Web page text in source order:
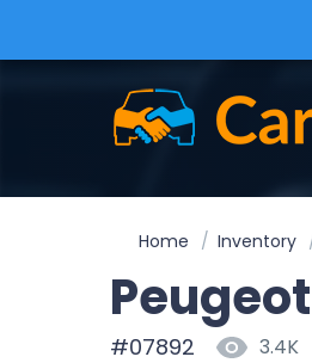
Home Inventory
#07892 3.4K